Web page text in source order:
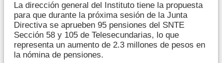
La dirección general del Instituto tiene la propuesta
para que durante la próxima sesión de la Junta
Directiva se aprueben 95 pensiones del SNTE
Sección 58 y 105 de Telesecundarias, lo que
representa un aumento de 2.3 millones de pesos en
la nómina de pensiones.